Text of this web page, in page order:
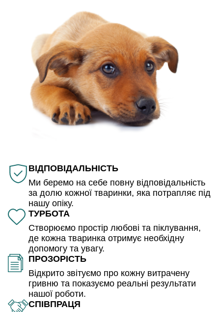
ВІДПОВІДАЛЬНІСТЬ
Ми беремо на себе повну відповідальність
за долю кожної тваринки, яка потрапляє під
нашу опіку.
ТУРБОТА
Створюємо простір любові та піклування,
де кожна тваринка отримує необхідну
допомогу та увагу.
ПРОЗОРІСТЬ
Відкрито звітуємо про кожну витрачену
гривню та показуємо реальні результати
нашої роботи.
СПІВПРАЦЯ